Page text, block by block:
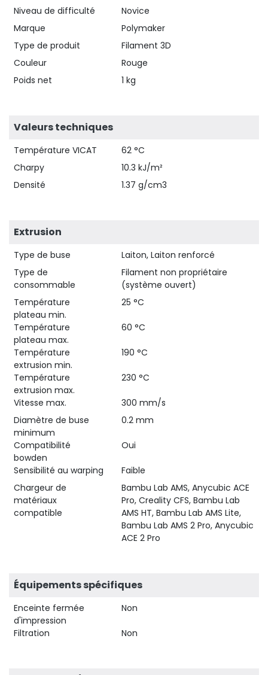
Niveau de difficulté
Novice
Marque
Polymaker
Type de produit
Filament 3D
Couleur
Rouge
Poids net
1 kg
Valeurs techniques
Température VICAT
62 °C
Charpy
10.3 kJ/m²
Densité
1.37 g/cm3
Extrusion
Type de buse
Laiton, Laiton renforcé
Type de
consommable
Filament non propriétaire
(système ouvert)
Température
plateau min.
25 °C
Température
plateau max.
60 °C
Température
extrusion min.
190 °C
Température
extrusion max.
230 °C
Vitesse max.
300 mm/s
Diamètre de buse
minimum
0.2 mm
Compatibilité
bowden
Oui
Sensibilité au warping
Faible
Chargeur de
matériaux
compatible
Bambu Lab AMS, Anycubic ACE
Pro, Creality CFS, Bambu Lab
AMS HT, Bambu Lab AMS Lite,
Bambu Lab AMS 2 Pro, Anycubic
ACE 2 Pro
Équipements spécifiques
Enceinte fermée
d'impression
Non
Filtration Non